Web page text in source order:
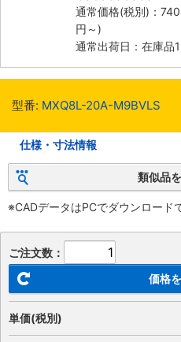
通常価格(税別)： 740
円 ～)
通常出荷日：在庫品
型番: MXQ8L-20A-M9BVLS
仕様・寸法情報
類似品
※CADデータはPCでダウンロード
ご注文数：
価格
単価(税別)